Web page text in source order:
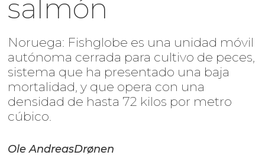
salmón
Noruega: Fishglobe es una unidad móvil
autónoma cerrada para cultivo de peces,
sistema que ha presentado una baja
mortalidad, y que opera con una
densidad de hasta 72 kilos por metro
cúbico.
Ole AndreasDrønen